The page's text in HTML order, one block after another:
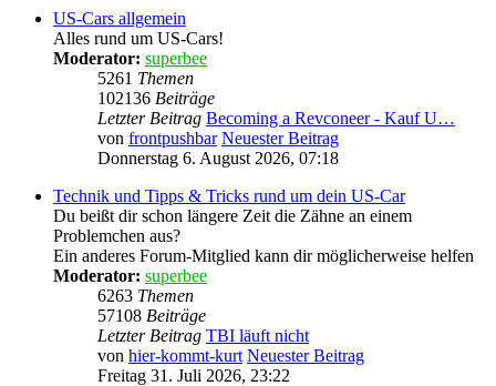
US-Cars allgemein
Alles rund um US-Cars!
Moderator: superbee
5261 Themen
102136 Beiträge
Letzter Beitrag Becoming a Revconeer - Kauf U…
von frontpushbar Neuester Beitrag
Donnerstag 6. August 2026, 07:18
Technik und Tipps & Tricks rund um dein US-Car
Du beißt dir schon längere Zeit die Zähne an einem
Problemchen aus?
Ein anderes Forum-Mitglied kann dir möglicherweise helfen
Moderator: superbee
6263 Themen
57108 Beiträge
Letzter Beitrag TBI läuft nicht
von hier-kommt-kurt Neuester Beitrag
Freitag 31. Juli 2026, 23:22